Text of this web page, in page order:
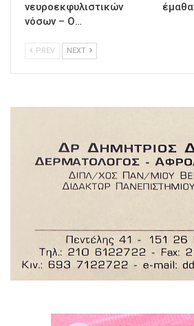
νευροεκφυλιστικών
νόσων – Ο…
PREV NEXT